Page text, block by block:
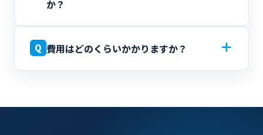
か？
Q 費用はどのくらいかかりますか？ ＋